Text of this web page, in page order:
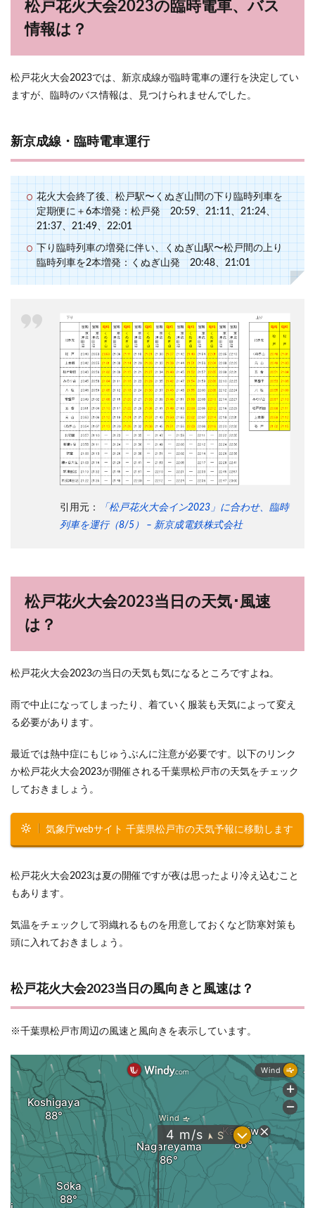
松戸花火大会2023の臨時電車、バス
情報は？
松戸花火大会2023では、新京成線が臨時電車の運行を決定してい
ますが、臨時のバス情報は、見つけられませんでした。
新京成線・臨時電車運行
花火大会終了後、松戸駅〜くぬぎ山間の下り臨時列車を
定期便に＋6本増発：松戸発 20:59、21:11、21:24、
21:37、21:49、22:01
下り臨時列車の増発に伴い、くぬぎ山駅〜松戸間の上り
臨時列車を2本増発：くぬぎ山発 20:48、21:01
引用元：
「松戸花火大会イン2023」に合わせ、臨時
列車を運行（8/5） – 新京成電鉄株式会社
松戸花火大会2023当日の天気･風速
は？
松戸花火大会2023の当日の天気も気になるところですよね。
雨で中止になってしまったり、着ていく服装も天気によって変え
る必要があります。
最近では熱中症にもじゅうぶんに注意が必要です。以下のリンク
か松戸花火大会2023が開催される千葉県松戸市の天気をチェック
しておきましょう。
気象庁webサイト 千葉県松戸市の天気予報に移動します
松戸花火大会2023は夏の開催ですが夜は思ったより冷え込むこと
もあります。
気温をチェックして羽織れるものを用意しておくなど防寒対策も
頭に入れておきましょう。
松戸花火大会2023当日の風向きと風速は？
※千葉県松戸市周辺の風速と風向きを表示しています。